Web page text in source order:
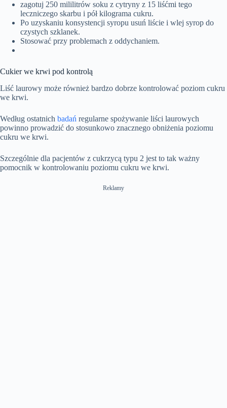
zagotuj 250 mililitrów soku z cytryny z 15 liśćmi tego
leczniczego skarbu i pół kilograma cukru.
Po uzyskaniu konsystencji syropu usuń liście i wlej syrop do
czystych szklanek.
Stosować przy problemach z oddychaniem.
Cukier we krwi pod kontrolą
Liść laurowy może również bardzo dobrze kontrolować poziom cukru
we krwi.
Według ostatnich badań regularne spożywanie liści laurowych
powinno prowadzić do stosunkowo znacznego obniżenia poziomu
cukru we krwi.
Szczególnie dla pacjentów z cukrzycą typu 2 jest to tak ważny
pomocnik w kontrolowaniu poziomu cukru we krwi.
Reklamy